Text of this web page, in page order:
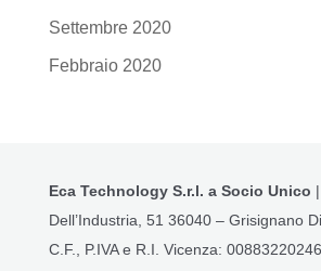
Settembre 2020
Febbraio 2020
Eca Technology S.r.l. a Socio Unico
Dell’Industria, 51 36040 – Grisignano
C.F., P.IVA e R.I. Vicenza: